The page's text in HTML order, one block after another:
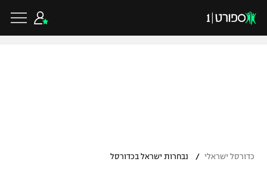
כדורסל ישראלי / נבחרות ישראל בכדורסל